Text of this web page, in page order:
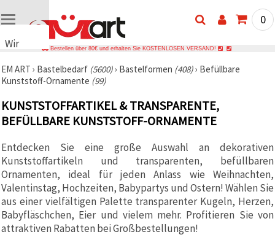
Wir
Cookies
🍪 Wir
Cookies
und
ähnliche
um das
ordnungsgemäße
Funktionieren
der Website
sicherzustellen,
Nutzungserlebnis
zu
verbessern
und, mit
0
Bestellen über 80€ und erhalten Sie KOSTENLOSEN VERSAND!
EM ART › Bastelbedarf (5600)› Bastelformen (408)› Befüllbare
Kunststoff-Ornamente (99)
KUNSTSTOFFARTIKEL & TRANSPARENTE,
BEFÜLLBARE KUNSTSTOFF-ORNAMENTE
Entdecken Sie eine große Auswahl an dekorativen
Kunststoffartikeln und transparenten, befüllbaren
Ornamenten, ideal für jeden Anlass wie Weihnachten,
Valentinstag, Hochzeiten, Babypartys und Ostern! Wählen Sie
aus einer vielfältigen Palette transparenter Kugeln, Herzen,
Babyfläschchen, Eier und vielem mehr. Profitieren Sie von
attraktiven Rabatten bei Großbestellungen!